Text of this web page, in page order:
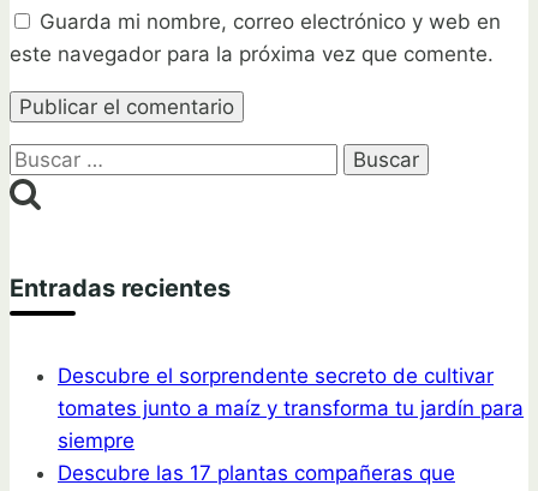
Guarda mi nombre, correo electrónico y web en
este navegador para la próxima vez que comente.
Buscar:
Entradas recientes
Descubre el sorprendente secreto de cultivar
tomates junto a maíz y transforma tu jardín para
siempre
Descubre las 17 plantas compañeras que